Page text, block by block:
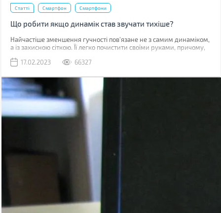
Статті Смартфон Смартфони
Що робити якщо динамік став звучати тихіше?
Найчастіше зменшення гучності пов'язане не з самим динаміком,
а із захисною сіткою. Її легко почистити своїми руками, причому,
17.02.2023
66327